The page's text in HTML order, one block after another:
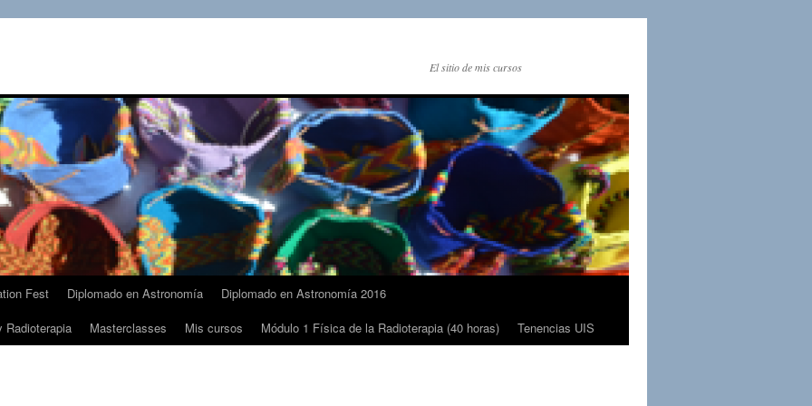
El sitio de mis cursos
Fest Diplomado en Astronomía
Diplomado en Astronomía 2016
Radioterapia
Masterclasses Mis cursos Módulo 1 Física de la Radioterapia (40 horas) Tenencias UIS